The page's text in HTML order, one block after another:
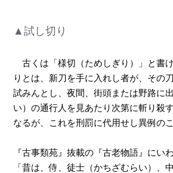
▲試し切り
古くは「様切（ためしぎり）」と書
りとは、新刀を手に入れし者が、その
試みんとし、夜間、街頭または野路に
い）の通行人を見あたり次第に斬り殺
なるが、これを刑罰に代用せし異例の
『古事類苑』抜載の『古老物語』にいわ
「昔は、侍、徒士（かちざむらい）、